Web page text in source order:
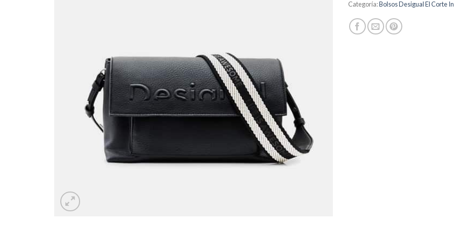
Categoría:Bolsos Desigual El Corte